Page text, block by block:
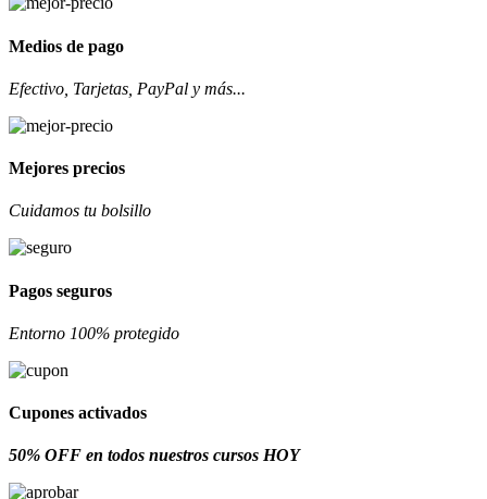
Medios de pago
Efectivo, Tarjetas, PayPal y más...
Mejores precios
Cuidamos tu bolsillo
Pagos seguros
Entorno 100% protegido
Cupones activados
50% OFF en todos nuestros cursos HOY